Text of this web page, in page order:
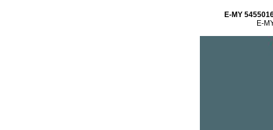
E-MY
E-